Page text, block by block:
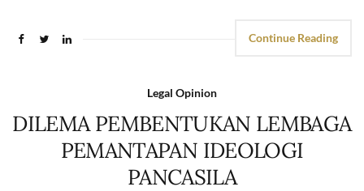
Continue Reading
Legal Opinion
DILEMA PEMBENTUKAN LEMBAGA
PEMANTAPAN IDEOLOGI
PANCASILA